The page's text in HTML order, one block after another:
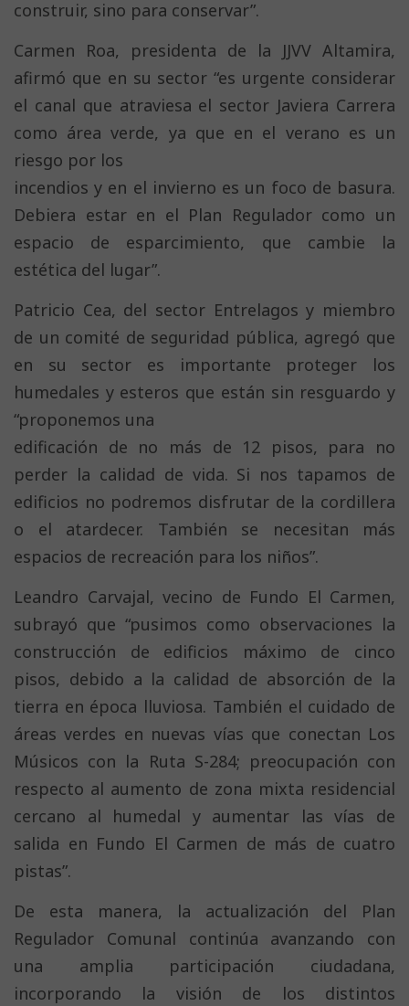
construir, sino para conservar”.
Carmen Roa, presidenta de la JJVV Altamira,
afirmó que en su sector “es urgente considerar
el canal que atraviesa el sector Javiera Carrera
como área verde, ya que en el verano es un
riesgo por los
incendios y en el invierno es un foco de basura.
Debiera estar en el Plan Regulador como un
espacio de esparcimiento, que cambie la
estética del lugar”.
Patricio Cea, del sector Entrelagos y miembro
de un comité de seguridad pública, agregó que
en su sector es importante proteger los
humedales y esteros que están sin resguardo y
“proponemos una
edificación de no más de 12 pisos, para no
perder la calidad de vida. Si nos tapamos de
edificios no podremos disfrutar de la cordillera
o el atardecer. También se necesitan más
espacios de recreación para los niños”.
Leandro Carvajal, vecino de Fundo El Carmen,
subrayó que “pusimos como observaciones la
construcción de edificios máximo de cinco
pisos, debido a la calidad de absorción de la
tierra en época lluviosa. También el cuidado de
áreas verdes en nuevas vías que conectan Los
Músicos con la Ruta S-284; preocupación con
respecto al aumento de zona mixta residencial
cercano al humedal y aumentar las vías de
salida en Fundo El Carmen de más de cuatro
pistas”.
De esta manera, la actualización del Plan
Regulador Comunal continúa avanzando con
una amplia participación ciudadana,
incorporando la visión de los distintos